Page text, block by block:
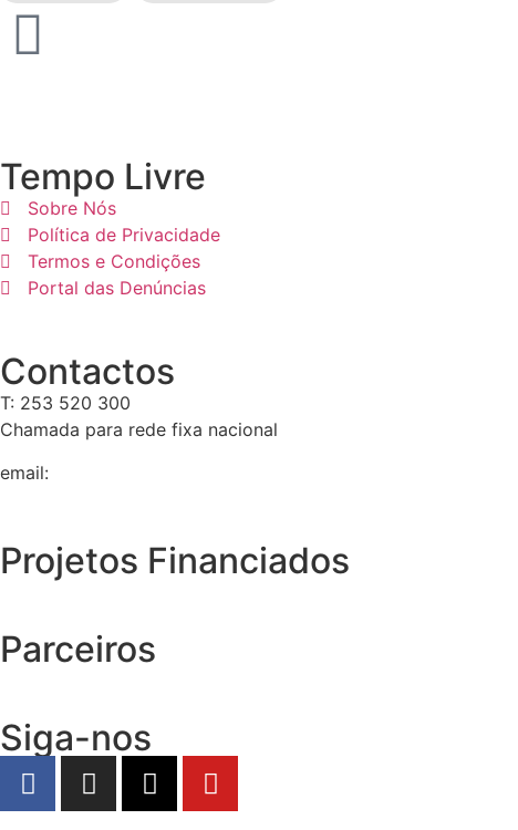
Tempo Livre
Sobre Nós
Política de Privacidade
Termos e Condições
Portal das Denúncias
Contactos
T: 253 520 300
Chamada para rede fixa nacional
email:
Projetos Financiados
Parceiros
Siga-nos